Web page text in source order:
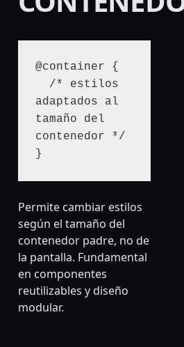
@container {
adaptados al
tamaño del
contenedor */
}
Permite cambiar estilos
según el tamaño del
contenedor padre, no de
la pantalla. Fundamental
en componentes
reutilizables y diseño
modular.